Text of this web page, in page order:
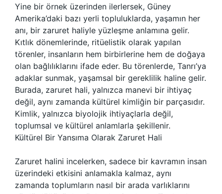
Yine bir örnek üzerinden ilerlersek, Güney
Amerika’daki bazı yerli topluluklarda, yaşamın her
anı, bir zaruret haliyle yüzleşme anlamına gelir.
Kıtlık dönemlerinde, ritüelistik olarak yapılan
törenler, insanların hem birbirlerine hem de doğaya
olan bağlılıklarını ifade eder. Bu törenlerde, Tanrı’ya
adaklar sunmak, yaşamsal bir gereklilik haline gelir.
Burada, zaruret hali, yalnızca manevi bir ihtiyaç
değil, aynı zamanda kültürel kimliğin bir parçasıdır.
Kimlik, yalnızca biyolojik ihtiyaçlarla değil,
toplumsal ve kültürel anlamlarla şekillenir.
Kültürel Bir Yansıma Olarak Zaruret Hali
Zaruret halini incelerken, sadece bir kavramın insan
üzerindeki etkisini anlamakla kalmaz, aynı
zamanda toplumların nasıl bir arada varlıklarını